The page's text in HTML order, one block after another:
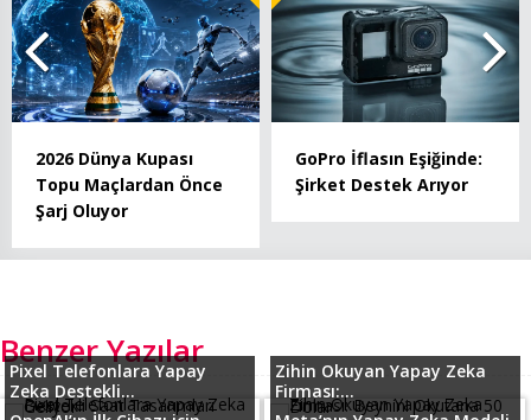
2026 Dünya Kupası
Topu Maçlardan Önce
Şarj Oluyor
GoPro İflasın Eşiğinde:
Şirket Destek Arıyor
Benzer Yazılar
Pixel Telefonlara Yapay
Zeka Destekli...
Zihin Okuyan Yapay Zeka
Firması:...